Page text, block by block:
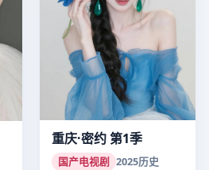
重庆·密约 第1季
国产电视剧 2025历史